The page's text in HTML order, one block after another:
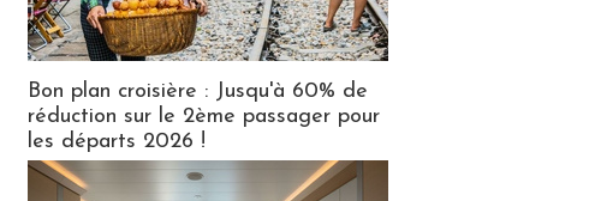
Bon plan croisière : Jusqu'à 60% de
réduction sur le 2ème passager pour
les départs 2026 !